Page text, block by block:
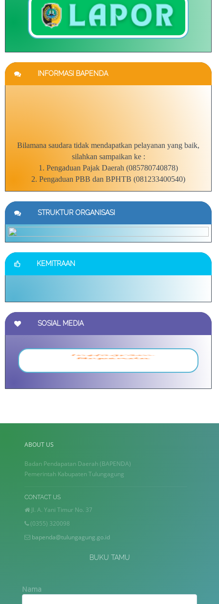
INFORMASI BAPENDA
silahkan sampaikan ke :
1. Pengaduan Pajak Daerah (085780740878)
2. Pengaduan PBB dan BPHTB (081233400540)
Laporkan bilamana ada pegawai kami yang melakukan
1. Pengaduan Pajak Daerah (085780740878)
2. Pengaduan PBB dan BPHTB (081233400540)
====================
STRUKTUR ORGANISASI
KEMITRAAN
SOSIAL MEDIA
ABOUT US
Badan Pendapatan Daerah (BAPENDA)
Pemerintah Kabupaten Tulungagung
CONTACT US
Jl. A. Yani Timur No. 37
(0355) 320098
bapenda@tulungagung.go.id
BUKU TAMU
Nama